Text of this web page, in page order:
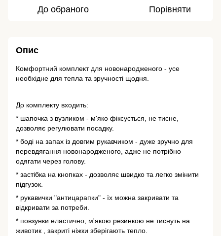
До обраного Порівняти
Опис
Комфортний комплект для новонародженого - усе
необхідне для тепла та зручності щодня.
До комплекту входить:
* шапочка з вузликом - м'яко фіксується, не тисне,
дозволяє регулювати посадку.
* боді на запах із довгим рукавчиком - дуже зручно для
перевдягання новонародженого, адже не потрібно
одягати через голову.
* застібка на кнопках - дозволяє швидко та легко змінити
підгузок.
* рукавички "антицарапки" - їх можна закривати та
відкривати за потреби.
* повзунки еластично, м'якою резинкою не тиснуть на
животик , закриті ніжки зберігають тепло.